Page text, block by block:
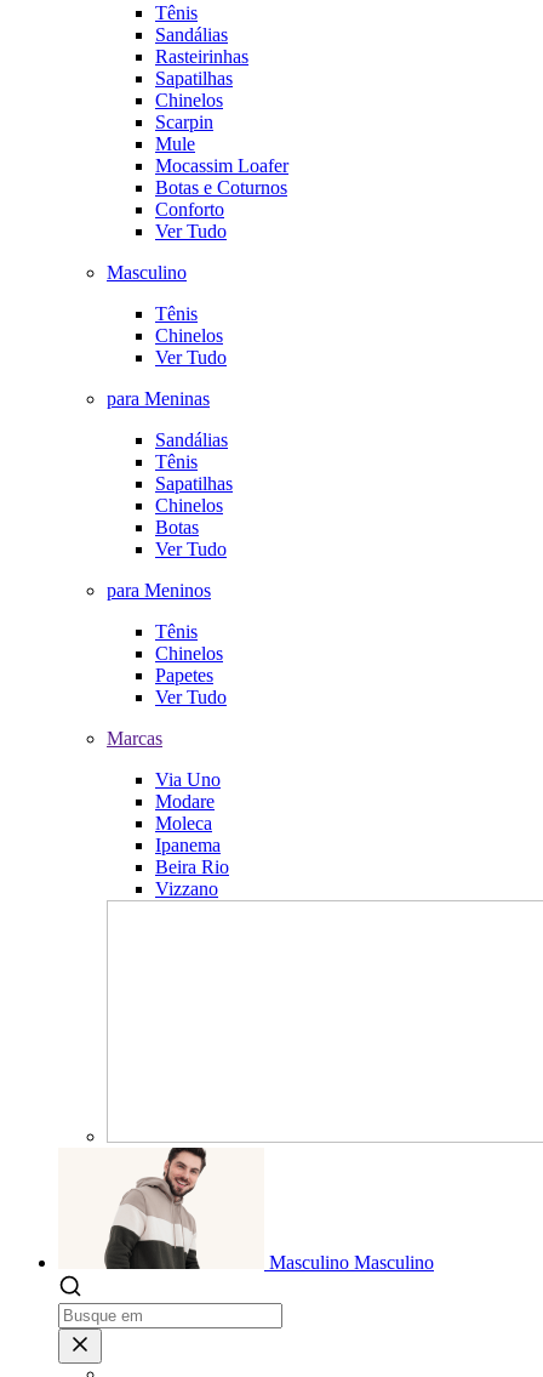
Tênis
Sandálias
Rasteirinhas
Sapatilhas
Chinelos
Scarpin
Mule
Mocassim Loafer
Botas e Coturnos
Conforto
Ver Tudo
Masculino
Tênis
Chinelos
Ver Tudo
para Meninas
Sandálias
Tênis
Sapatilhas
Chinelos
Botas
Ver Tudo
para Meninos
Tênis
Chinelos
Papetes
Ver Tudo
Marcas
Via Uno
Modare
Moleca
Ipanema
Beira Rio
Vizzano
Masculino Masculino